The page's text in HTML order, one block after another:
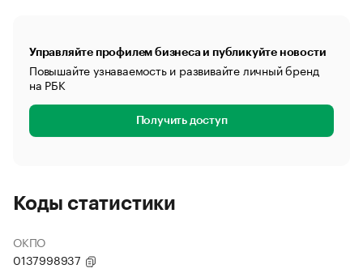
Управляйте профилем бизнеса и публикуйте новости
Повышайте узнаваемость и развивайте личный бренд
на РБК
Получить доступ
Коды статистики
ОКПО
0137998937